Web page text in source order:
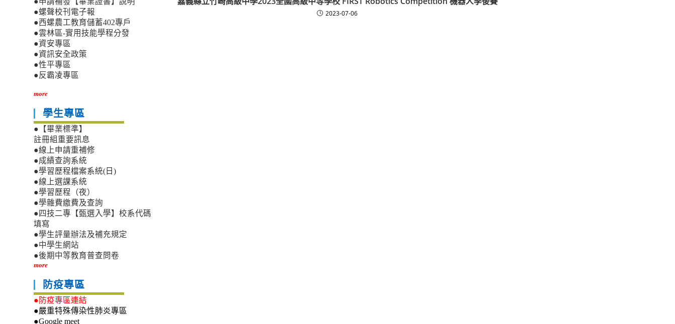
2023-07-06
●螺聲校刊電子報
●西螺農工教育儲蓄402專戶
●雲林區-實用技能學程分發
●資安專區
●資訊安全政策
●性平專區
●反霸凌專區
more
學生專區
●【畢業標準】
註冊組重要訊息
●線上申請重補修
●成績查詢系統
●學習歷程檔案系統(日)
●線上選課系統
●學習歷程（夜）
●學雜費繳費及查詢
●四技二專【甄選入學】校系代碼
填寫
●學生評量辦法及補充規定
●中學生網站
●後期中等教育普查問卷
more
防疫專區
●防疫專區連結
●嚴重特殊傳染性肺炎專區
●Google meet